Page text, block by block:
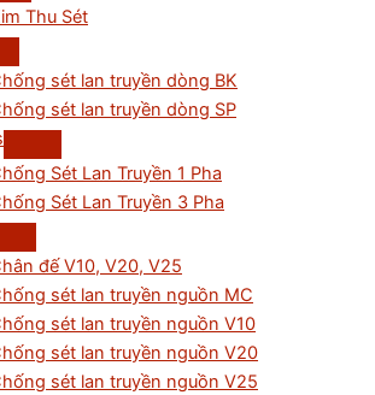
Thu Sét
sét lan truyền dòng BK
sét lan truyền dòng SP
Sét Lan Truyền 1 Pha
Sét Lan Truyền 3 Pha
đế V10, V20, V25
sét lan truyền nguồn MC
sét lan truyền nguồn V10
sét lan truyền nguồn V20
sét lan truyền nguồn V25